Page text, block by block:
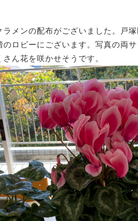
ラメンの配布がございました。戸
のロビーにございます。写真の両
ん花を咲かせそうです。